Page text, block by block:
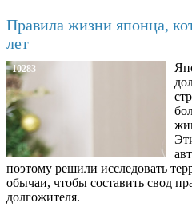
Правила жизни японца,
лет
10283
поэтому решили исследовать
обычаи, чтобы составить свод
долгожителя.